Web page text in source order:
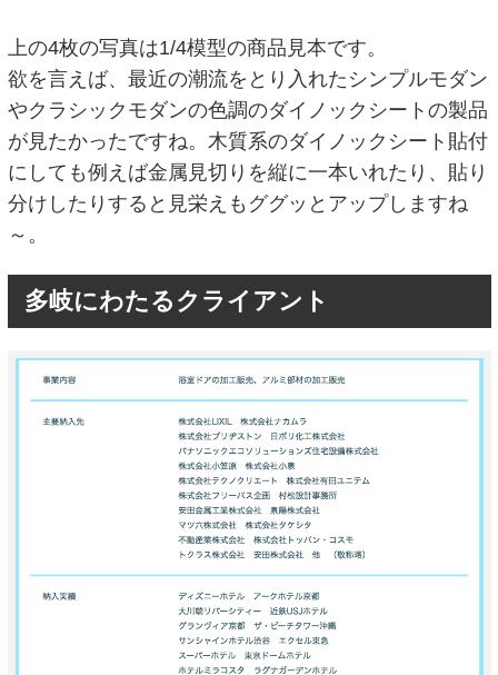
上の4枚の写真は1/4模型の商品見本です。
欲を言えば、最近の潮流をとり入れたシンプルモダン
やクラシックモダンの色調のダイノックシートの製品
が見たかったですね。木質系のダイノックシート貼付
にしても例えば金属見切りを縦に一本いれたり、貼り
分けしたりすると見栄えもググッとアップしますね
～。
多岐にわたるクライアント